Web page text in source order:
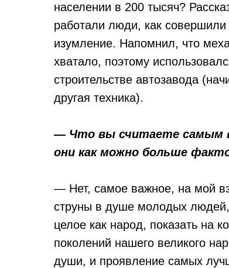
населении в 200 тысяч?
работали люди, как
изумление. Напомнил, что
хватало, поэтому
строительстве автозавода
другая техника).
— Что вы считаете самым
они как можно больше
— Нет, самое важное, на мой
струны в душе молодых людей,
целое как народ, показать на
поколений нашего великого
души, и проявление самых